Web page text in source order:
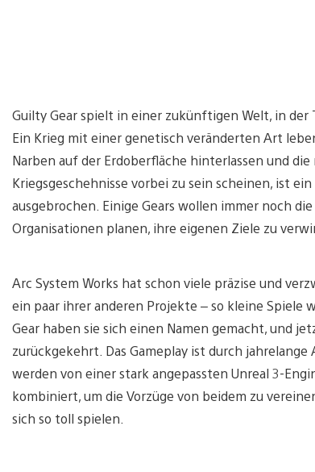
Guilty Gear spielt in einer zukünftigen Welt, in
Ein Krieg mit einer genetisch veränderten Art
Narben auf der Erdoberfläche hinterlassen und
Kriegsgeschehnisse vorbei zu sein scheinen, ist
ausgebrochen. Einige Gears wollen immer noch
Organisationen planen, ihre eigenen Ziele zu
Arc System Works hat schon viele präzise und
ein paar ihrer anderen Projekte – so kleine Spiele
Gear haben sie sich einen Namen gemacht, und
zurückgekehrt. Das Gameplay ist durch
werden von einer stark angepassten Unreal 3-
kombiniert, um die Vorzüge von beidem zu
sich so toll spielen.